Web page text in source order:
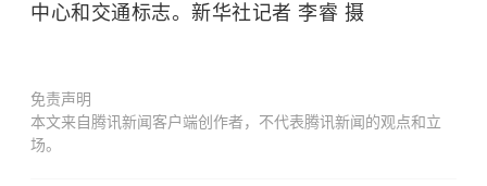
中心和交通标志。新华社记者 李睿 摄
免责声明
本文来自腾讯新闻客户端创作者，不代表腾讯新闻的观点和立
场。